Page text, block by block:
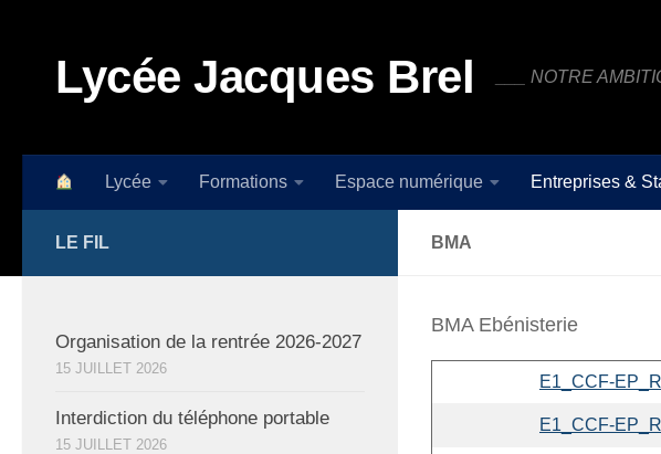
Lycée Jacques Brel ___ NOTRE
Lycée Formations Espace numérique Entreprises &
BMA
BMA Ebénisterie
E1_CCF-
E1_CCF-
LE FIL
Organisation de la rentrée 2026-2027
15 JUILLET 2026
Interdiction du téléphone portable
15 JUILLET 2026